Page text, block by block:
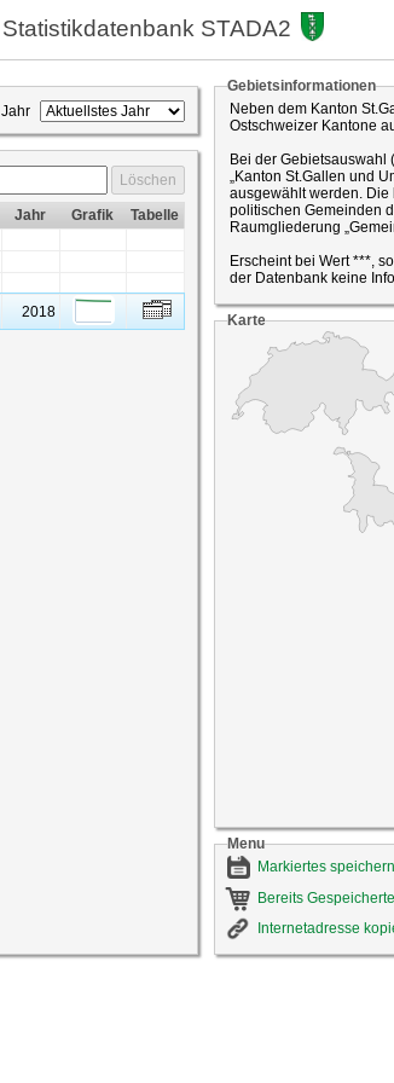
Statistikdatenbank STADA2
Jahr
Löschen
Jahr Grafik
Tabelle
2018
Gebietsinformationen
Neben dem Kanton
Ostschweizer Kantone
Bei der Gebietsauswahl
„Kanton St.Gallen und
ausgewählt werden.
politischen Gemeinden
Raumgliederung
Erscheint bei Wert ***,
der Datenbank keine
Karte
Menu
Markiertes speichern
Bereits
Internetadresse